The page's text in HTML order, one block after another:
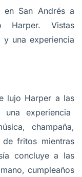
San Andrés a
Vistas
y una experiencia
lujo Harper a las
experiencia
champaña,
fritos mientras
concluye a las
cumpleaños